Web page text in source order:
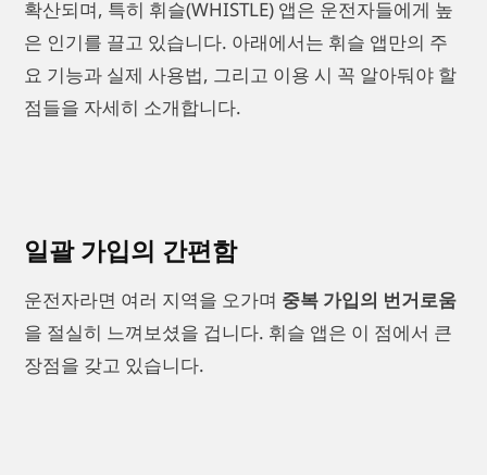
확산되며, 특히 휘슬(WHISTLE) 앱은 운전자들에게 높
은 인기를 끌고 있습니다. 아래에서는 휘슬 앱만의 주
요 기능과 실제 사용법, 그리고 이용 시 꼭 알아둬야 할
점들을 자세히 소개합니다.
일괄 가입의 간편함
운전자라면 여러 지역을 오가며 중복 가입의 번거로움
을 절실히 느껴보셨을 겁니다. 휘슬 앱은 이 점에서 큰
장점을 갖고 있습니다.